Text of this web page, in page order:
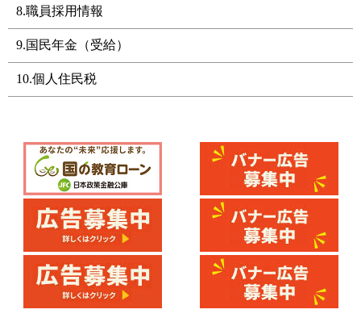
8.職員採用情報
9.国民年金（受給）
10.個人住民税